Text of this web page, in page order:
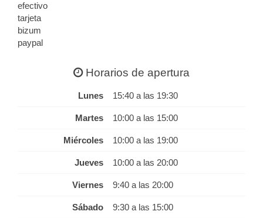
efectivo
tarjeta
bizum
paypal
Horarios de apertura
Lunes 15:40 a las 19:30
Martes 10:00 a las 15:00
Miércoles 10:00 a las 19:00
Jueves 10:00 a las 20:00
Viernes 9:40 a las 20:00
Sábado 9:30 a las 15:00